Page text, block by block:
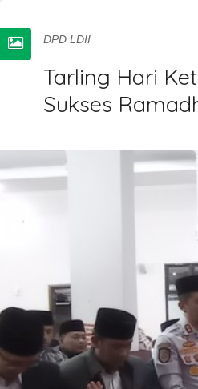
DPD LDII
Tarling Hari
Sukses